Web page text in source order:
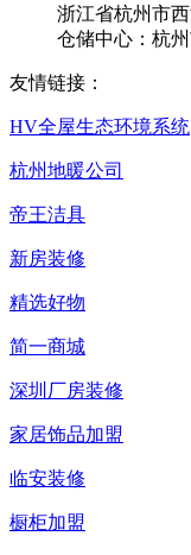
浙江省杭州市
仓储中心：杭
友情链接：
HV全屋生态环境系统
杭州地暖公司
帝王洁具
新房装修
精选好物
简一商城
深圳厂房装修
家居饰品加盟
临安装修
橱柜加盟